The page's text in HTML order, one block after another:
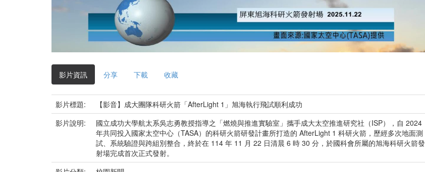
片
影片資訊 分享 下載 收藏
影片標題:
【影音】成大團隊科研火箭「AfterLight 1」旭海執行飛試順利成功
影片說明:
國立成功大學航太系吳志勇教授指導之「燃燒與推進實驗室」攜手成大太空推進研究社（ISP），自 2024
年共同投入國家太空中心（TASA）的科研火箭研發計畫所打造的 AfterLight 1 科研火箭，歷經多次地面測
試、系統驗證與跨組別整合，終於在 114 年 11 月 22 日清晨 6 時 30 分，於國科會所屬的旭海科研火箭發
射場完成首次正式發射。